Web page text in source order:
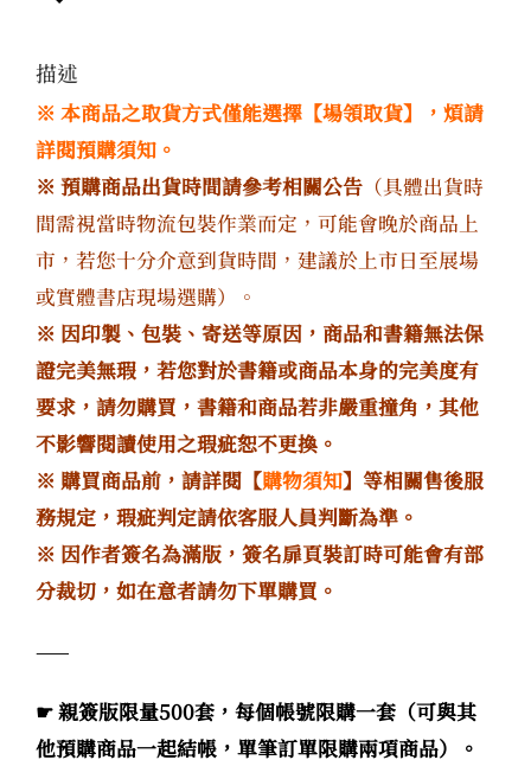
描述
※ 本商品之取貨方式僅能選擇【場領取貨】，煩請
詳閱預購須知。
※ 預購商品出貨時間請參考相關公告 （具體出貨時
間需視當時物流包裝作業而定，可能會晚於商品上
市，若您十分介意到貨時間，建議於上市日至展場
或實體書店現場選購）。
※ 因印製、包裝、寄送等原因，商品和書籍無法保
證完美無瑕，若您對於書籍或商品本身的完美度有
要求，請勿購買，書籍和商品若非嚴重撞角，其他
不影響閱讀使用之瑕疵恕不更換。
※ 購買商品前，請詳閱【購物須知】等相關售後服
務規定，瑕疵判定請依客服人員判斷為準。
※ 因作者簽名為滿版，簽名扉頁裝訂時可能會有部
分裁切，如在意者請勿下單購買。
——
☛ 親簽版限量500套，每個帳號限購一套（可與其
他預購商品一起結帳，單筆訂單限購兩項商品）。